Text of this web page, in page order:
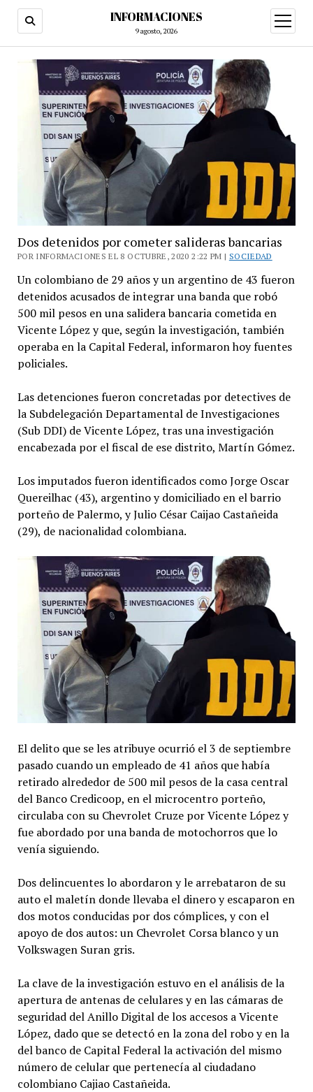
INFORMACIONES
9 agosto, 2026
abrir
menú
Dos detenidos por cometer salideras bancarias
POR INFORMACIONES EL 8 OCTUBRE, 2020 2:22 PM | SOCIEDAD
Un colombiano de 29 años y un argentino de 43 fueron
detenidos acusados de integrar una banda que robó
500 mil pesos en una salidera bancaria cometida en
Vicente López y que, según la investigación, también
operaba en la Capital Federal, informaron hoy fuentes
policiales.
Las detenciones fueron concretadas por detectives de
la Subdelegación Departamental de Investigaciones
(Sub DDI) de Vicente López, tras una investigación
encabezada por el fiscal de ese distrito, Martín Gómez.
Los imputados fueron identificados como Jorge Oscar
Quereilhac (43), argentino y domiciliado en el barrio
porteño de Palermo, y Julio César Caijao Castañeida
(29), de nacionalidad colombiana.
El delito que se les atribuye ocurrió el 3 de septiembre
pasado cuando un empleado de 41 años que había
retirado alrededor de 500 mil pesos de la casa central
del Banco Credicoop, en el microcentro porteño,
circulaba con su Chevrolet Cruze por Vicente López y
fue abordado por una banda de motochorros que lo
venía siguiendo.
Dos delincuentes lo abordaron y le arrebataron de su
auto el maletín donde llevaba el dinero y escaparon en
dos motos conducidas por dos cómplices, y con el
apoyo de dos autos: un Chevrolet Corsa blanco y un
Volkswagen Suran gris.
La clave de la investigación estuvo en el análisis de la
apertura de antenas de celulares y en las cámaras de
seguridad del Anillo Digital de los accesos a Vicente
López, dado que se detectó en la zona del robo y en la
del banco de Capital Federal la activación del mismo
número de celular que pertenecía al ciudadano
colombiano Cajiao Castañeida.